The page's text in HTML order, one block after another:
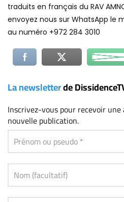
traduits en français du RAV
envoyez nous sur WhatsApp le
au numéro +972 284 3010
La newsletterde
Inscrivez-vouspour recevoir
nouvelle publication.